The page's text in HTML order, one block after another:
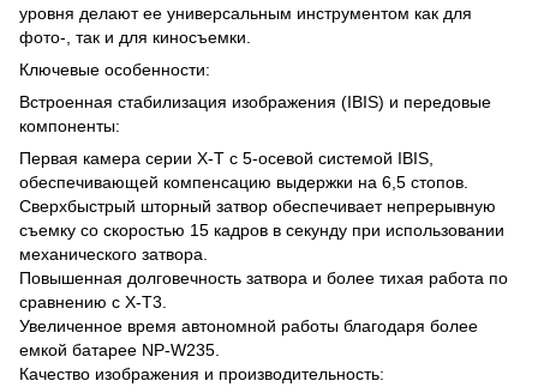
уровня делают ее универсальным инструментом как для
фото-, так и для киносъемки.
Ключевые особенности:
Встроенная стабилизация изображения (IBIS) и передовые
компоненты:
Первая камера серии X-T с 5-осевой системой IBIS,
обеспечивающей компенсацию выдержки на 6,5 стопов.
Сверхбыстрый шторный затвор обеспечивает непрерывную
съемку со скоростью 15 кадров в секунду при использовании
механического затвора.
Повышенная долговечность затвора и более тихая работа по
сравнению с X-T3.
Увеличенное время автономной работы благодаря более
емкой батарее NP-W235.
Качество изображения и производительность: